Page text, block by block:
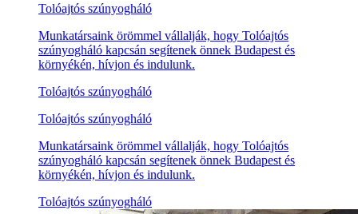
Tolóajtós szúnyogháló
Munkatársaink örömmel vállalják, hogy Tolóajtós
szúnyogháló kapcsán segítenek önnek Budapest és
környékén, hívjon és indulunk.
Tolóajtós szúnyogháló
Tolóajtós szúnyogháló
Munkatársaink örömmel vállalják, hogy Tolóajtós
szúnyogháló kapcsán segítenek önnek Budapest és
környékén, hívjon és indulunk.
Tolóajtós szúnyogháló